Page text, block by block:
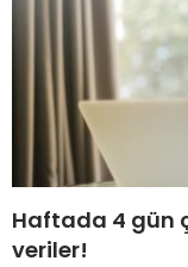
Haftada 4 gün
veriler!